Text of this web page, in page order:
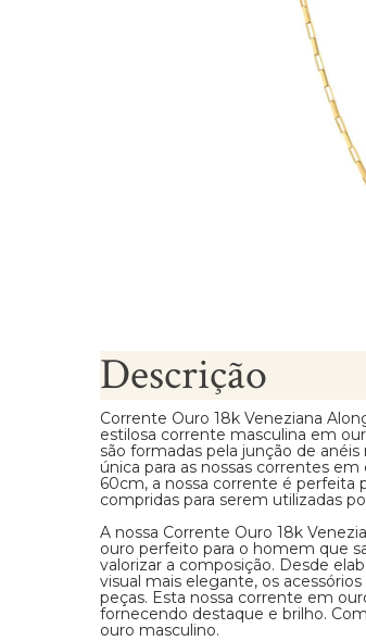
Descrição
Corrente Ouro 18k Veneziana
estilosa corrente masculina em
são formadas pela junção de
única para as nossas correntes
60cm, a nossa corrente é perfeita
compridas para serem utilizadas
A nossa Corrente Ouro 18k
ouro perfeito para o homem que
valorizar a composição. Desde
visual mais elegante, os
peças. Esta nossa corrente em
fornecendo destaque e brilho.
ouro masculino.